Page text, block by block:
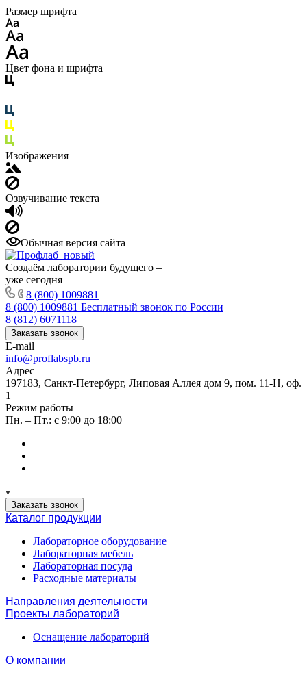
Размер шрифта
Цвет фона и шрифта
Изображения
Озвучивание текста
Обычная версия сайта
Создаём лаборатории будущего –
уже сегодня
8 (800) 1009881
8 (800) 1009881 Бесплатный звонок по России
8 (812) 6071118
Заказать звонок
E-mail
info@proflabspb.ru
Адрес
197183, Санкт-Петербург, Липовая Аллея дом 9, пом. 11-Н, оф.
1
Режим работы
Пн. – Пт.: с 9:00 до 18:00
Заказать звонок
Каталог продукции
Лабораторное оборудование
Лабораторная мебель
Лабораторная посуда
Расходные материалы
Направления деятельности
Проекты лабораторий
Оснащение лабораторий
О компании